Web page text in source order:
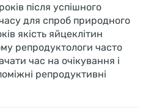
після успішного
для спроб природного
якість яйцеклітин
репродуктологи часто
час на очікування і
репродуктивні